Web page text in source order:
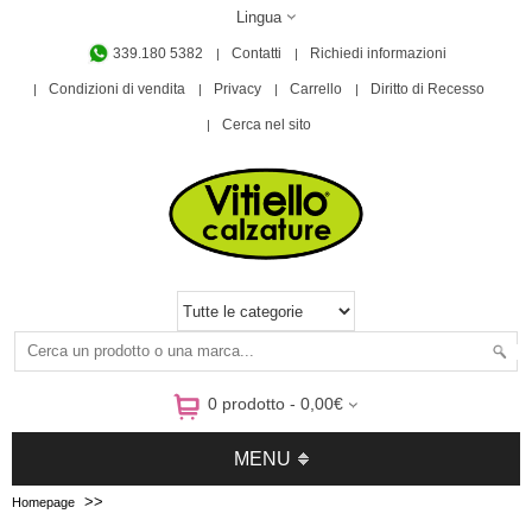
Lingua
339.180 5382 Contatti Richiedi informazioni
Condizioni di vendita Privacy Carrello Diritto di Recesso
Cerca nel sito
0 prodotto - 0,00€
MENU
Homepage >>